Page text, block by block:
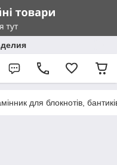
для блокнотів,